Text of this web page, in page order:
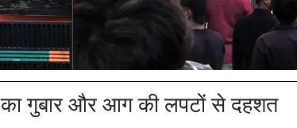
गुबार और आग की लपटों से दहशत